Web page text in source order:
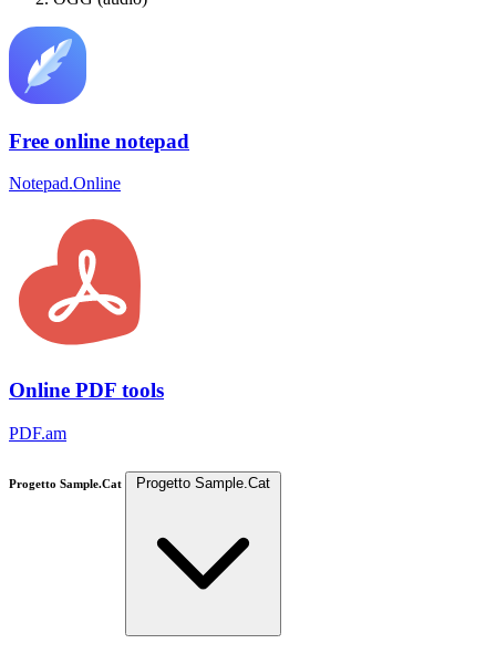
Free online notepad
Notepad.Online
Online PDF tools
PDF.am
Progetto Sample.Cat Progetto Sample.Cat